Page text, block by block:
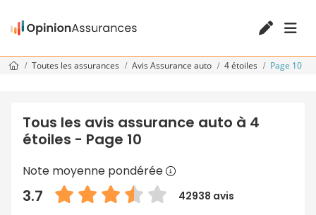
Toutes les assurances Avis Assurance auto 4 étoiles Page 10
Tous les avis assurance auto à 4
étoiles - Page 10
Note moyenne pondérée
3.7 42938 avis